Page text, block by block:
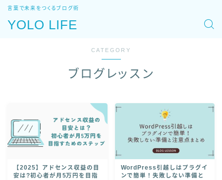
YOLO LIFE
言葉で未来をつくるブログ術
CATEGORY
ブログレッスン
【2025】アドセンス収益の目
安は?初心者が月5万円を目指
WordPress引越しはプラグイ
ンで簡単！失敗しない準備と